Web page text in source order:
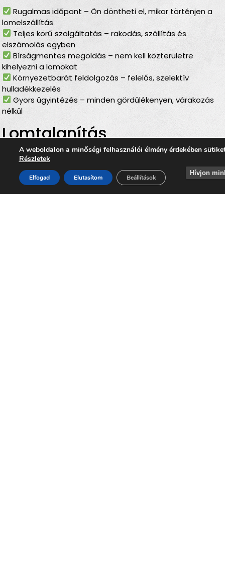
Rugalmas időpont – Ön döntheti el, mikor történjen a
lomelszállítás
Teljes körű szolgáltatás – rakodás, szállítás és
elszámolás egyben
Bírságmentes megoldás – nem kell közterületre
kihelyezni a lomokat
Környezetbarát feldolgozás – felelős, szelektív
hulladékkezelés
Gyors ügyintézés – minden gördülékenyen, várakozás
nélkül
Lomtalanítás
Zalaistvándon– ideális
választás minden
helyzetben
A weboldalon a minőségi felhasználói élmény érdekében
Részletek
Elfogad Elutasítom Beállítások
Hívjon